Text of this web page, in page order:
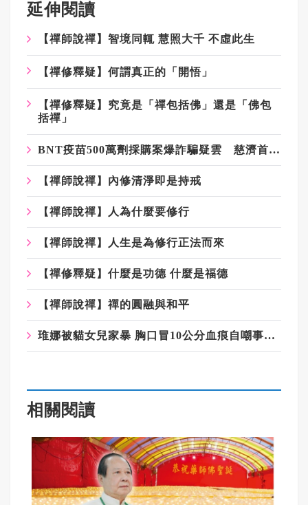
延伸閱讀
【禪師說禪】智境同輒 慧照大千 不虛此生
【禪修釋疑】何謂真正的「開悟」
【禪修釋疑】究竟是「禪包括佛」還是「佛包
括禪」
BNT疫苗500萬劑採購案爆詐騙疑雲 慈濟首發聲明：痛心遺憾 配合司法將追究權益
【禪師說禪】內修清淨即是持戒
【禪師說禪】人為什麼要修行
【禪師說禪】人生是為修行正法而來
【禪修釋疑】什麼是功德 什麼是福德
【禪師說禪】禪的圓融與和平
琟娜被貓女兒家暴 胸口冒10公分血痕自嘲事業線變長
相關閱讀